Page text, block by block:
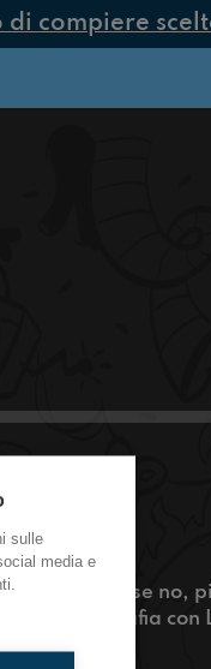
compiere
o forse no,
antimafia con
sulle
media e